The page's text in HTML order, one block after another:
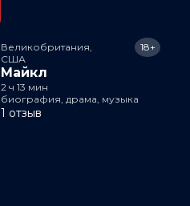
Великобритания,
США
Майкл
18+
2 ч 13 мин
биография, драма, музыка
1 отзыв